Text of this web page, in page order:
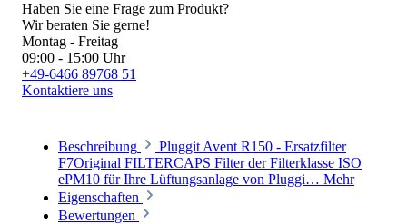
Haben Sie eine Frage zum Produkt?
Wir beraten Sie gerne!
Montag - Freitag
09:00 - 15:00 Uhr
+49-6466 89768 51
Kontaktiere uns
Beschreibung
Pluggit Avent R150 - Ersatzfilter
F7Original FILTERCAPS Filter der Filterklasse ISO
ePM10 für Ihre Lüftungsanlage von Pluggi… Mehr
Eigenschaften
Bewertungen